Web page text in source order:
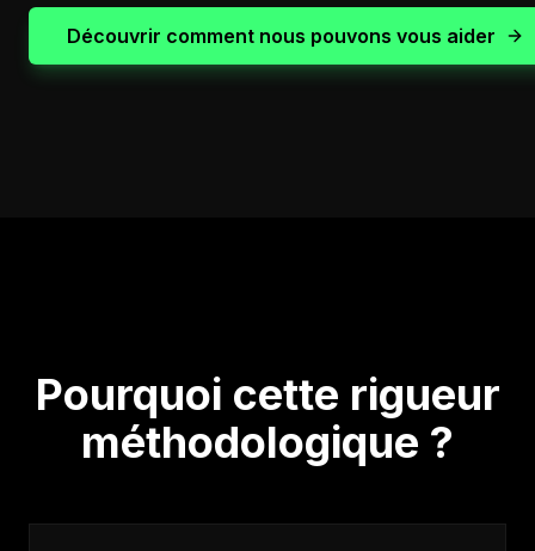
Découvrir comment nous pouvons vous aider
Pourquoi cette rigueur
méthodologique ?